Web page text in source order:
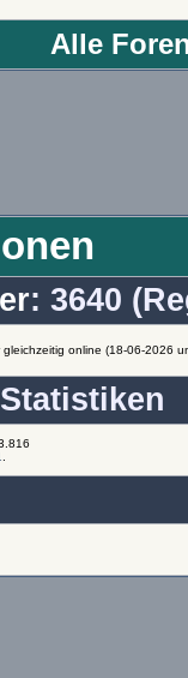
Alle
: 3640
online (18-06-2026